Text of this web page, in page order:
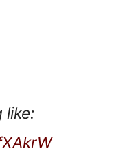
like: